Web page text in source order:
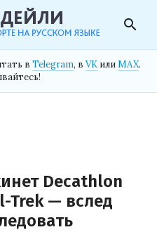
search
в Telegram, в VK илиMAX.
Decathlon
Trek — вслед